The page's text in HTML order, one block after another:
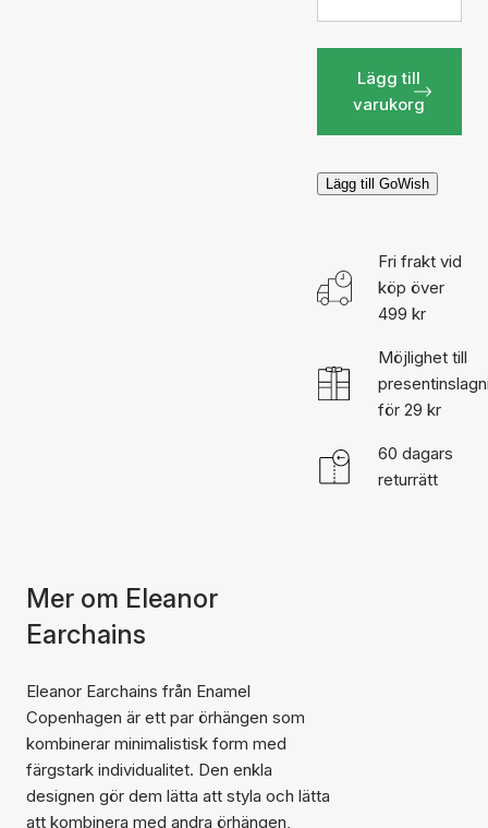
Lägg till
varukorg
Lägg till GoWish
Fri frakt vid
köp över
499 kr
Möjlighet till
för 29 kr
60 dagars
returrätt
Mer om Eleanor
Earchains
Eleanor Earchains från Enamel
Copenhagen är ett par örhängen som
kombinerar minimalistisk form med
färgstark individualitet. Den enkla
designen gör dem lätta att styla och lätta
att kombinera med andra örhängen,